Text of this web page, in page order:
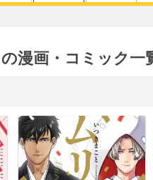
の漫画・コミック一